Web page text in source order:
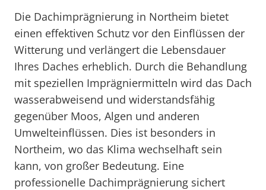
Die Dachimprägnierung in Northeim bietet
einen effektiven Schutz vor den Einflüssen der
Witterung und verlängert die Lebensdauer
Ihres Daches erheblich. Durch die Behandlung
mit speziellen Imprägniermitteln wird das Dach
wasserabweisend und widerstandsfähig
gegenüber Moos, Algen und anderen
Umwelteinflüssen. Dies ist besonders in
Northeim, wo das Klima wechselhaft sein
kann, von großer Bedeutung. Eine
professionelle Dachimprägnierung sichert